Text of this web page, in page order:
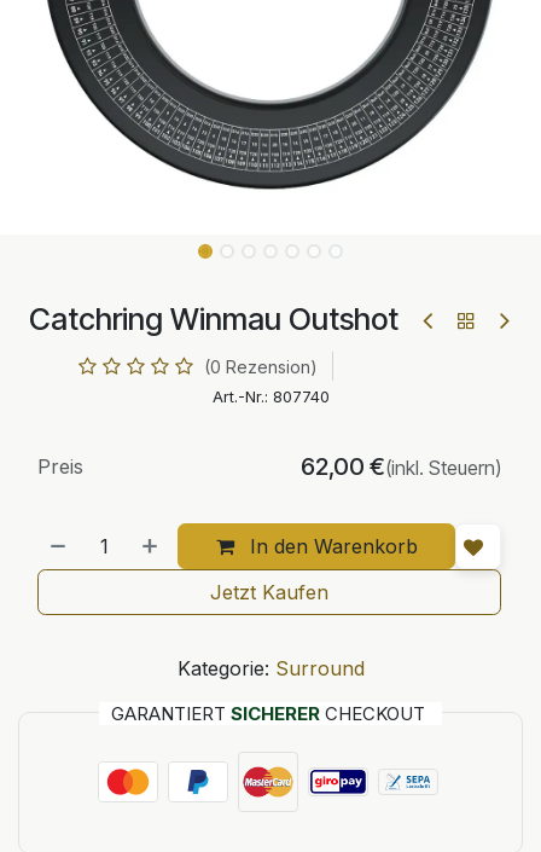
Catchring Winmau Outshot
(0 Rezension)
Art.-Nr.: 807740
In den Warenkorb
Preis 62,00 €(inkl. Steuern)
Jetzt Kaufen
Kategorie: Surround
GARANTIERT SICHERER CHECKOUT